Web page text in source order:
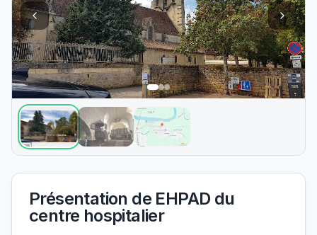
Présentation de EHPAD du
centre hospitalier